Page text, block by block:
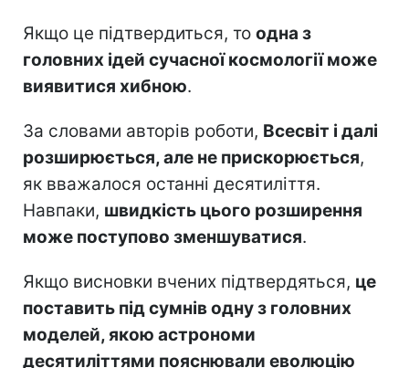
Якщо це підтвердиться, то одна з
головних ідей сучасної космології може
виявитися хибною.
За словами авторів роботи, Всесвіт і далі
розширюється, але не прискорюється,
як вважалося останні десятиліття.
Навпаки, швидкість цього розширення
може поступово зменшуватися.
Якщо висновки вчених підтвердяться, це
поставить під сумнів одну з головних
моделей, якою астрономи
десятиліттями пояснювали еволюцію